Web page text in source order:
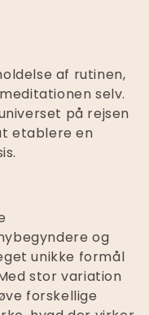
af rutinen,
selv.
på rejsen
etablere en
og
unikke formål
stor variation
forskellige